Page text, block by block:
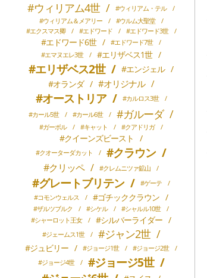
#ウィリアム4世 / #ウィリアム・テル
/
#ウィリアム＆メアリー
/ #ウルム大聖堂
/
#エクスマス卿
/ #エドワード / #エドワード3世 /
#エドワード6世 / #エドワード7世
/
#エマヌエレ3世
/ #エリザベス1世 /
#エリザベス2世 / #エンジェル /
#オランダ / #オリジナル /
#オーストリア / #カルロス3世
/
#カール5世
/ #カール6世 / #ガルーダ /
#ガーボル / #キャット / #クアドリガ /
#クイーンズビースト /
#クオーターダカット / #クラウン /
#クリッペ / #クレムニツァ鉱山 /
#グレートブリテン / #ゲーテ
/
#コモンウェルス
/ #ゴチッククラウン /
#ザルツブルク / #シケル / #シャルル10世
/
#シャーロット王女
/ #シルバーライダー /
#ジェームス1世 / #ジャン2世 /
#ジュビリー / #ジョージ1世 / #ジョージ2世
/
#ジョージ4世
/ #ジョージ5世 /